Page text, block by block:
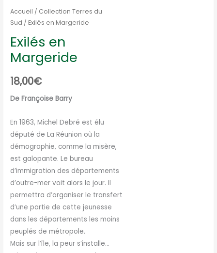
Accueil / Collection Terres du
Sud / Exilés en Margeride
Exilés en
Margeride
18,00€
De Françoise Barry
En 1963, Michel Debré est élu
député de La Réunion où la
démographie, comme la misère,
est galopante. Le bureau
d’immigration des départements
d’outre-mer voit alors le jour. Il
permettra d’organiser le transfert
d’une partie de cette jeunesse
dans les départements les moins
peuplés de métropole.
Mais sur l’île, la peur s’installe…